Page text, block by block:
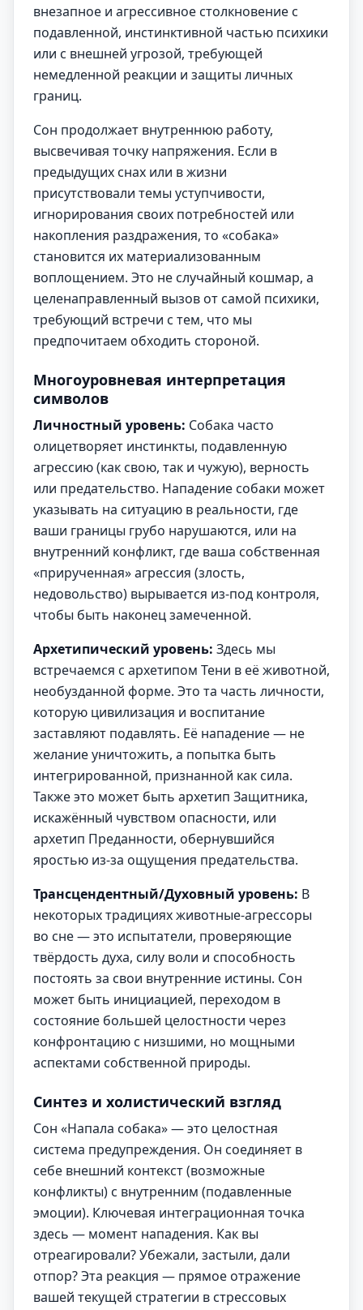
внезапное и агрессивное столкновение с
подавленной, инстинктивной частью психики
или с внешней угрозой, требующей
немедленной реакции и защиты личных
границ.
Сон продолжает внутреннюю работу,
высвечивая точку напряжения. Если в
предыдущих снах или в жизни
присутствовали темы уступчивости,
игнорирования своих потребностей или
накопления раздражения, то «собака»
становится их материализованным
воплощением. Это не случайный кошмар, а
целенаправленный вызов от самой психики,
требующий встречи с тем, что мы
предпочитаем обходить стороной.
Многоуровневая интерпретация
символов
Личностный уровень: Собака часто
олицетворяет инстинкты, подавленную
агрессию (как свою, так и чужую), верность
или предательство. Нападение собаки может
указывать на ситуацию в реальности, где
ваши границы грубо нарушаются, или на
внутренний конфликт, где ваша собственная
«прирученная» агрессия (злость,
недовольство) вырывается из-под контроля,
чтобы быть наконец замеченной.
Архетипический уровень: Здесь мы
встречаемся с архетипом Тени в её животной,
необузданной форме. Это та часть личности,
которую цивилизация и воспитание
заставляют подавлять. Её нападение — не
желание уничтожить, а попытка быть
интегрированной, признанной как сила.
Также это может быть архетип Защитника,
искажённый чувством опасности, или
архетип Преданности, обернувшийся
яростью из-за ощущения предательства.
Трансцендентный/Духовный уровень: В
некоторых традициях животные-агрессоры
во сне — это испытатели, проверяющие
твёрдость духа, силу воли и способность
постоять за свои внутренние истины. Сон
может быть инициацией, переходом в
состояние большей целостности через
конфронтацию с низшими, но мощными
аспектами собственной природы.
Синтез и холистический взгляд
Сон «Напала собака» — это целостная
система предупреждения. Он соединяет в
себе внешний контекст (возможные
конфликты) с внутренним (подавленные
эмоции). Ключевая интеграционная точка
здесь — момент нападения. Как вы
отреагировали? Убежали, застыли, дали
отпор? Эта реакция — прямое отражение
вашей текущей стратегии в стрессовых